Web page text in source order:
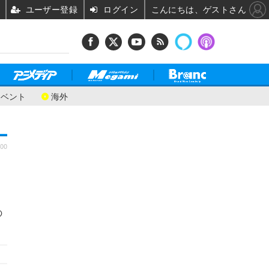
ント 海外
ユーザー登録 ログイン こんにちは、ゲストさん